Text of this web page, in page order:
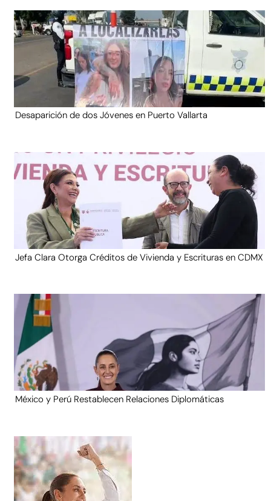
Desaparición de dos Jóvenes en Puerto Vallarta
Jefa Clara Otorga Créditos de Vivienda y Escrituras en CDMX
México y Perú Restablecen Relaciones Diplomáticas